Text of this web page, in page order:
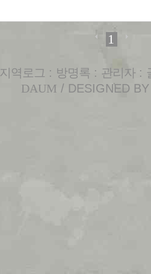
1
지역로그 : 방명록 : 관리자 :
DAUM / DESIGNED